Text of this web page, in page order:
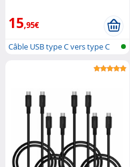
15,95€
Câble USB type C vers type C